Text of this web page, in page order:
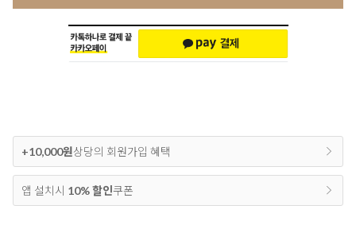
+10,000원상당의 회원가입 혜택
앱 설치시 10% 할인쿠폰